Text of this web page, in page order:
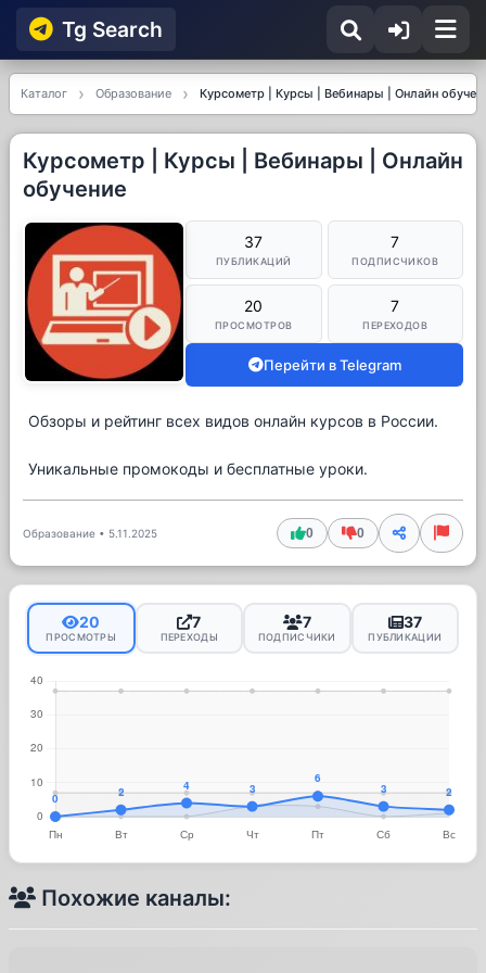
Tg Searсh
Каталог Образование Курсометр | Курсы | Вебинары | Онлайн
Курсометр | Курсы | Вебинары | Онлайн
обучение
37
ПУБЛИКАЦИЙ
7
ПОДПИСЧИКОВ
20
ПРОСМОТРОВ
7
ПЕРЕХОДОВ
Перейти в Telegram
Обзоры и рейтинг всех видов онлайн курсов в России.
Уникальные промокоды и бесплатные уроки.
Образование • 5.11.2025 0 0
20
ПРОСМОТРЫ
7
ПЕРЕХОДЫ
7
ПОДПИСЧИКИ
37
ПУБЛИКАЦИИ
Похожие каналы: